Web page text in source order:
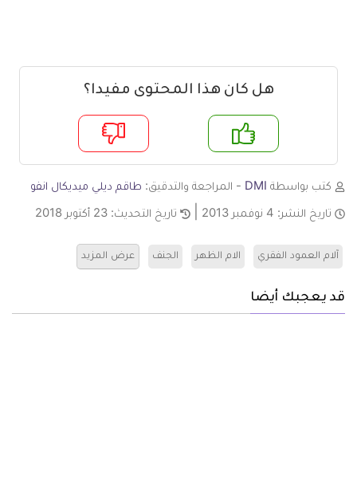
هل كان هذا المحتوى مفيدا؟
لا
كتب بواسطة DMI - المراجعة والتدقيق: طاقم ديلي ميديكال انفو
تاريخ النشر: 4 نوفمبر 2013 تاريخ التحديث: 23 أكتوبر 2018
آلام العمود الفقري الام الظهر الجنف عرض المزيد
قد يعجبك أيضا